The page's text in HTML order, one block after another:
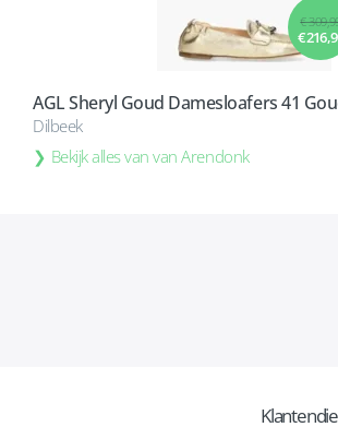
€
€
AGL Sheryl Goud Damesloafers 41
Dilbeek
Bekijk alles van van Arendonk